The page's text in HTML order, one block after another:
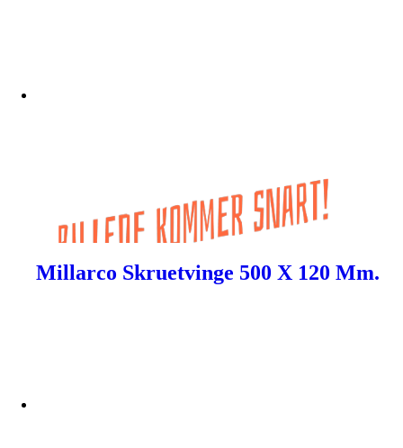
Millarco Skruetvinge 500 X 120 Mm.